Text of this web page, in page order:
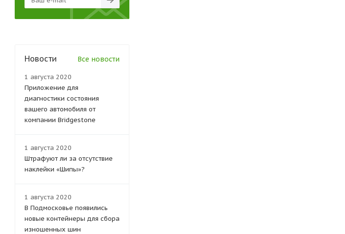
Новости Все новости
1 августа 2020
Приложение для
диагностики состояния
вашего автомобиля от
компании Bridgestone
1 августа 2020
Штрафуют ли за отсутствие
наклейки «Шипы»?
1 августа 2020
В Подмосковье появились
новые контейнеры для сбора
изношенных шин